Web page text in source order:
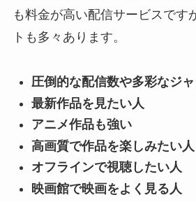
も料金が高い配信サービスです
トも多々あります。
圧倒的な配信数や多彩なジ
最新作品を見たい人
アニメ作品も強い
高画質で作品を楽しみたい人
オフラインで視聴したい人
映画館で映画をよく見る人